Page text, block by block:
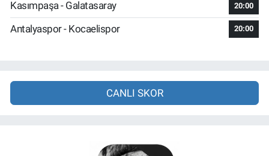
Kasımpaşa - Galatasaray 20:00
Antalyaspor - Kocaelispor 20:00
CANLI SKOR